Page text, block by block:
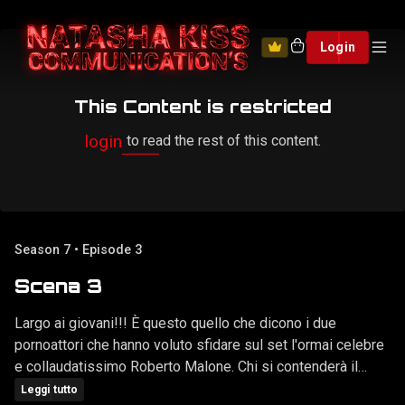
Login
This Content is restricted
login to read the rest of this content.
Season 7 • Episode 3
Scena 3
Largo ai giovani!!! È questo quello che dicono i due
pornoattori che hanno voluto sfidare sul set l'ormai celebre
e collaudatissimo Roberto Malone. Chi si contenderà il
titolo di pornoattore dell'anno? Natasha Kiss, nei panni di un
Leggi tutto